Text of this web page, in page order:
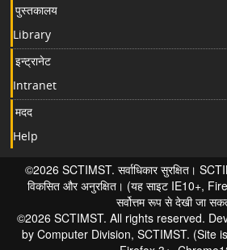
पुस्तकालय
Library
इन्ट्रानेट
Intranet
मदद
Help
©2026 SCTIMST. सर्वाधिकार सुरक्षित।
विकसित और अनुरक्षित। (यह साइट IE10+,
सर्वोत्तम रूप से देखी जा
©2026 SCTIMST. All rights reserved.
by Computer Division, SCTIMST. (Site